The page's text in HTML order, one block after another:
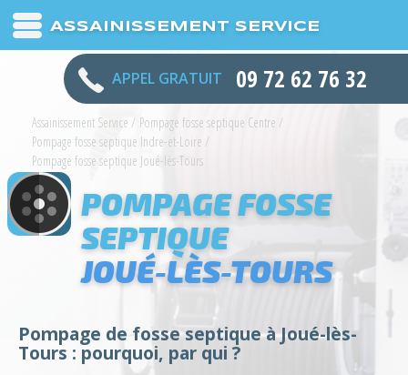
ASSAINISSEMENT SERVICE
APPEL GRATUIT 09 72 62 76 32
Assainissement Service / Pompage fosse septique Centre /
Pompage fosse septique Indre-et-Loire /
Pompage fosse septique Joué-lès-Tours
POMPAGE FOSSE
SEPTIQUE
JOUÉ-LÈS-TOURS
Pompage de fosse septique à Joué-lès-
Tours : pourquoi, par qui ?